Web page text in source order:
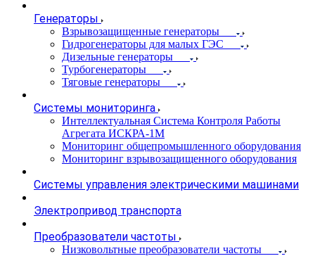
Генераторы
Взрывозащищенные генераторы
Гидрогенераторы для малых ГЭС
Дизельные генераторы
Турбогенераторы
Тяговые генераторы
Системы мониторинга
Интеллектуальная Система Контроля Работы
Агрегата ИСКРА-1М
Мониторинг общепромышленного оборудования
Мониторинг взрывозащищенного оборудования
Системы управления электрическими машинами
Электропривод транспорта
Преобразователи частоты
Низковольтные преобразователи частоты